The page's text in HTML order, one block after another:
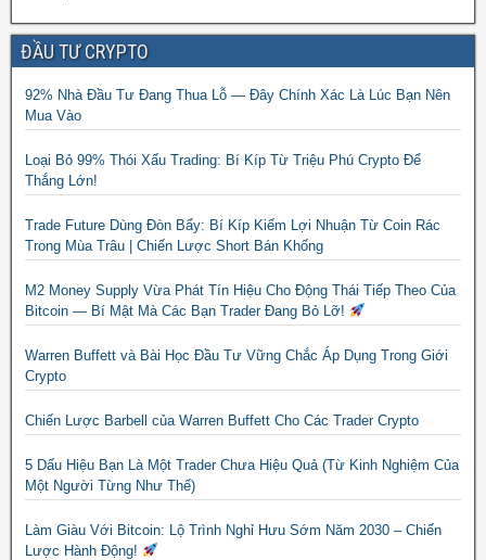
ĐẦU TƯ CRYPTO
92% Nhà Đầu Tư Đang Thua Lỗ — Đây Chính Xác Là Lúc Bạn Nên
Mua Vào
Loại Bỏ 99% Thói Xấu Trading: Bí Kíp Từ Triệu Phú Crypto Để
Thắng Lớn!
Trade Future Dùng Đòn Bẩy: Bí Kíp Kiếm Lợi Nhuận Từ Coin Rác
Trong Mùa Trâu | Chiến Lược Short Bán Khống
M2 Money Supply Vừa Phát Tín Hiệu Cho Động Thái Tiếp Theo Của
Bitcoin — Bí Mật Mà Các Bạn Trader Đang Bỏ Lỡ!
Warren Buffett và Bài Học Đầu Tư Vững Chắc Áp Dụng Trong Giới
Crypto
Chiến Lược Barbell của Warren Buffett Cho Các Trader Crypto
5 Dấu Hiệu Bạn Là Một Trader Chưa Hiệu Quả (Từ Kinh Nghiệm Của
Một Người Từng Như Thế)
Làm Giàu Với Bitcoin: Lộ Trình Nghỉ Hưu Sớm Năm 2030 – Chiến
Lược Hành Động!